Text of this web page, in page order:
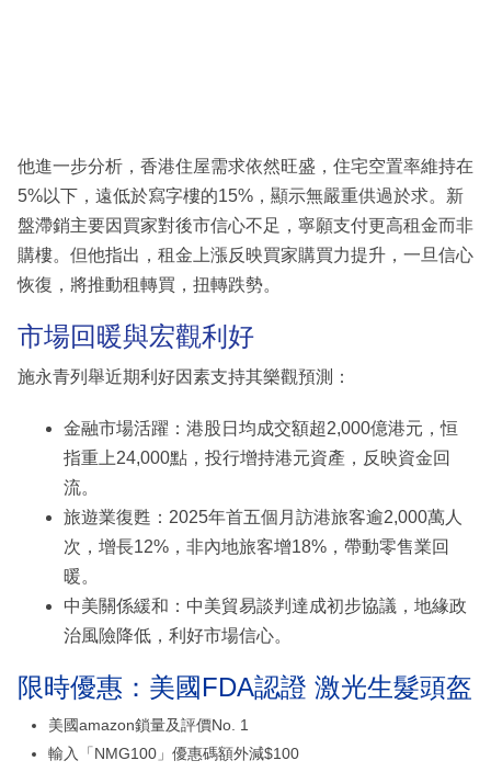
他進一步分析，香港住屋需求依然旺盛，住宅空置率維持在
5%以下，遠低於寫字樓的15%，顯示無嚴重供過於求。新
盤滯銷主要因買家對後市信心不足，寧願支付更高租金而非
購樓。但他指出，租金上漲反映買家購買力提升，一旦信心
恢復，將推動租轉買，扭轉跌勢。
市場回暖與宏觀利好
施永青列舉近期利好因素支持其樂觀預測：
金融市場活躍：港股日均成交額超2,000億港元，恒
指重上24,000點，投行增持港元資產，反映資金回
流。
旅遊業復甦：2025年首五個月訪港旅客逾2,000萬人
次，增長12%，非內地旅客增18%，帶動零售業回
暖。
中美關係緩和：中美貿易談判達成初步協議，地緣政
治風險降低，利好市場信心。
限時優惠：美國FDA認證 激光生髮頭盔
美國amazon鎖量及評價No. 1
輸入「NMG100」優惠碼額外減$100